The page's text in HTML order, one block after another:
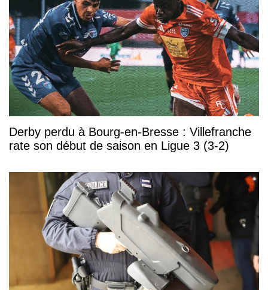
Derby perdu à Bourg-en-Bresse : Villefranche
rate son début de saison en Ligue 3 (3-2)